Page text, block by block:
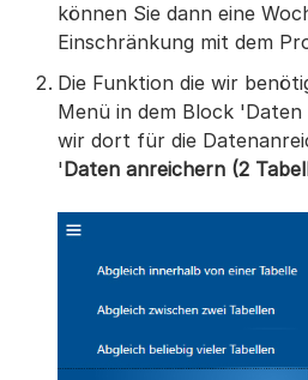
können Sie dann eine
Einschränkung mit dem
Die Funktion die wir
Menü in dem Block
wir dort für die
'Daten anreichern (2